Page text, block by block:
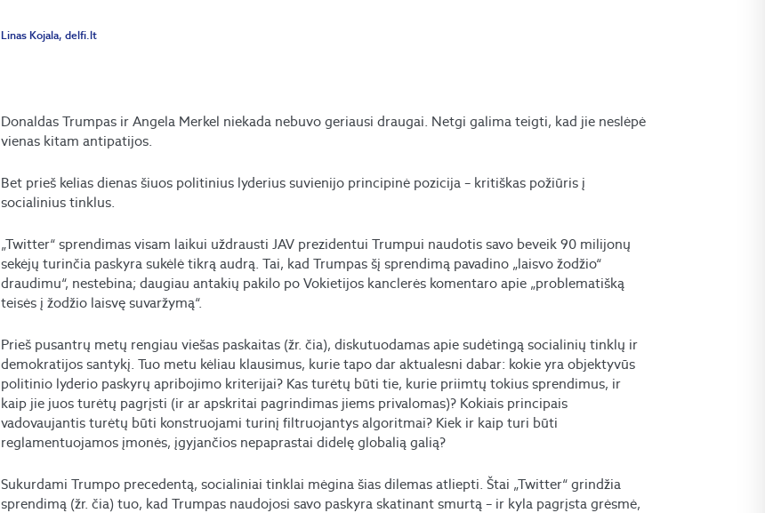
Linas Kojala, delfi.lt
Donaldas Trumpas ir Angela Merkel niekada nebuvo geriausi draugai. Netgi galima teigti, kad jie neslėpė
vienas kitam antipatijos.
Bet prieš kelias dienas šiuos politinius lyderius suvienijo principinė pozicija – kritiškas požiūris į
socialinius tinklus.
„Twitter“ sprendimas visam laikui uždrausti JAV prezidentui Trumpui naudotis savo beveik 90 milijonų
sekėjų turinčia paskyra sukėlė tikrą audrą. Tai, kad Trumpas šį sprendimą pavadino „laisvo žodžio“
draudimu“, nestebina; daugiau antakių pakilo po Vokietijos kanclerės komentaro apie „problematišką
teisės į žodžio laisvę suvaržymą“.
Prieš pusantrų metų rengiau viešas paskaitas (žr. čia), diskutuodamas apie sudėtingą socialinių tinklų ir
demokratijos santykį. Tuo metu kėliau klausimus, kurie tapo dar aktualesni dabar: kokie yra objektyvūs
politinio lyderio paskyrų apribojimo kriterijai? Kas turėtų būti tie, kurie priimtų tokius sprendimus, ir
kaip jie juos turėtų pagrįsti (ir ar apskritai pagrindimas jiems privalomas)? Kokiais principais
vadovaujantis turėtų būti konstruojami turinį filtruojantys algoritmai? Kiek ir kaip turi būti
reglamentuojamos įmonės, įgyjančios nepaprastai didelę globalią galią?
Sukurdami Trumpo precedentą, socialiniai tinklai mėgina šias dilemas atliepti. Štai „Twitter“ grindžia
sprendimą (žr. čia) tuo, kad Trumpas naudojosi savo paskyra skatinant smurtą – ir kyla pagrįsta grėsmė,